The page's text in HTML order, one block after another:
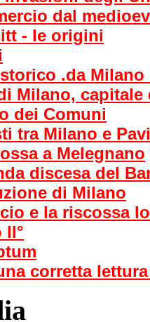
dal
- le origini
.da
Milano, capitale
dei Comuni
tra Milano e
a Melegnano
discesa del
di Milano
e la riscossa
II°
corretta